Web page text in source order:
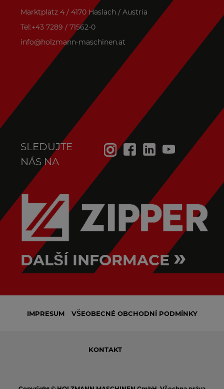
Marktplatz 4 / 4170 Haslach / Austria
Tel:+43 7289 / 71562-0
info@holzmann-maschinen.at
SLEDUJTE
NÁS NA
DALŠÍ INFORMACE »
IMPRESUM VŠEOBECNÉ OBCHODNÍ PODMÍNKY
KONTAKT